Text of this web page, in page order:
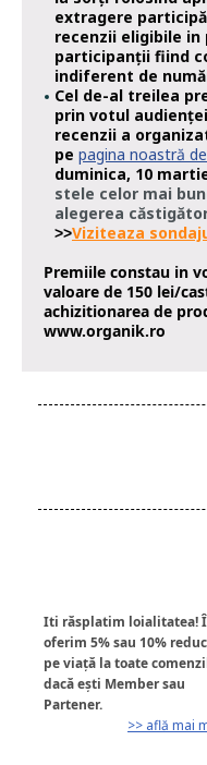
extragere
recenzii eligibile in
participanții fiind
indiferent de
Cel de-al treilea
prin votul
recenzii a
pe pagina noastră
duminica, 10
stele celor mai
alegerea
>>Viziteaza
Premiile constau in
valoare de 150 lei/
achizitionarea de
www.organik.ro
Iti răsplatim loialitatea!
oferim 5% sau 10%
pe viață la toate
dacă ești Member sau
Partener.
>> află mai